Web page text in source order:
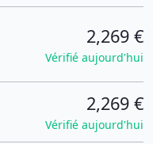
2,269 €
Vérifié aujourd'hui
2,269 €
Vérifié aujourd'hui